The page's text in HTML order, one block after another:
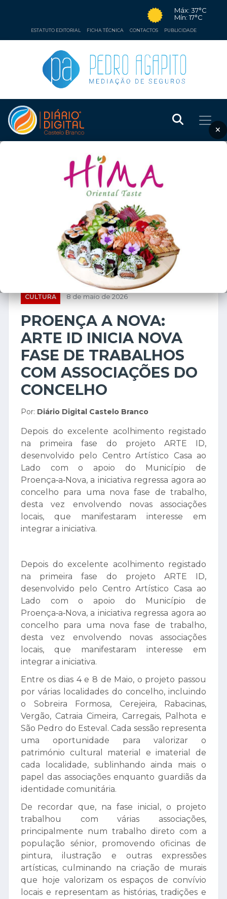
Máx: 37°C
Mín: 17°C
ESTATUTO EDITORIAL FICHA TÉCNICA CONTACTOS PUBLICIDADE
×
CULTURA 8 de maio de 2026
PROENÇA A NOVA:
ARTE ID INICIA NOVA
FASE DE TRABALHOS
COM ASSOCIAÇÕES DO
CONCELHO
Por: Diário Digital Castelo Branco
Depois do excelente acolhimento registado
na primeira fase do projeto ARTE ID,
desenvolvido pelo Centro Artístico Casa ao
Lado com o apoio do Município de
Proença‑a‑Nova, a iniciativa regressa agora ao
concelho para uma nova fase de trabalho,
desta vez envolvendo novas associações
locais, que manifestaram interesse em
integrar a iniciativa.
Depois do excelente acolhimento registado
na primeira fase do projeto ARTE ID,
desenvolvido pelo Centro Artístico Casa ao
Lado com o apoio do Município de
Proença‑a‑Nova, a iniciativa regressa agora ao
concelho para uma nova fase de trabalho,
desta vez envolvendo novas associações
locais, que manifestaram interesse em
integrar a iniciativa.
Entre os dias 4 e 8 de Maio, o projeto passou
por várias localidades do concelho, incluindo
o Sobreira Formosa, Cerejeira, Rabacinas,
Vergão, Catraia Cimeira, Carregais, Palhota e
São Pedro do Esteval. Cada sessão representa
uma oportunidade para valorizar o
património cultural material e imaterial de
cada localidade, sublinhando ainda mais o
papel das associações enquanto guardiãs da
identidade comunitária.
De recordar que, na fase inicial, o projeto
trabalhou com várias associações,
principalmente num trabalho direto com a
população sénior, promovendo oficinas de
pintura, ilustração e outras expressões
artísticas, culminando na criação de murais
que hoje valorizam os espaços de convívio
locais e representam as histórias, tradições e